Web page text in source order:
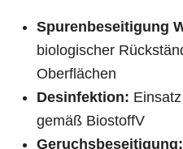
Spurenbeseitigung
biologischer
Oberflächen
Desinfektion:
gemäß BiostoffV
Geruchsbeseitigung: